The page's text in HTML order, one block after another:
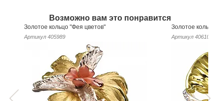
Возможно вам это понравится
Золотое кольцо "Фея цветов"
Артикул 405989
Золотое кольцо
Артикул 406109